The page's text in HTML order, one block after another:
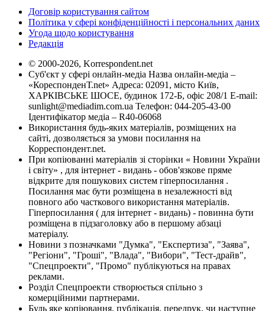
Договір користування сайтом
Політика у сфері конфіденційності і персональних даних
Угода щодо користування
Редакція
© 2000-2026, Korrespondent.net
Суб'єкт у сфері онлайн-медіа Назва онлайн-медіа –
«КореспонденТ.net» Адреса: 02091, місто Київ,
ХАРКІВСЬКЕ ШОСЕ, будинок 172-Б, офіс 208/1 E-mail:
sunlight@mediadim.com.ua Телефон: 044-205-43-00
Ідентифікатор медіа – R40-06068
Використання будь-яких матеріалів, розміщених на
сайті, дозволяється за умови посилання на
Корреспондент.net.
При копіюванні матеріалів зі сторінки « Новини України
і світу» , для інтернет - видань - обов'язкове пряме
відкрите для пошукових систем гіперпосилання .
Посилання має бути розміщена в незалежності від
повного або часткового використання матеріалів.
Гіперпосилання ( для інтернет - видань) - повинна бути
розміщена в підзаголовку або в першому абзаці
матеріалу.
Новини з позначками "Думка", "Експертиза", "Заява",
"Регіони", "Гроші", "Влада", "Вибори", "Тест-драйв",
"Спецпроекти", "Промо" публікуються на правах
реклами.
Розділ Спецпроекти створюється спільно з
комерційними партнерами.
Будь яке копіювання, публікація, передрук, чи наступне